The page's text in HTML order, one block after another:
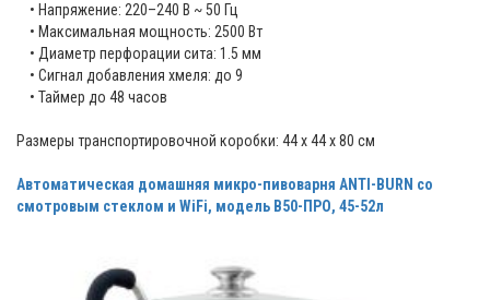
• Напряжение: 220–240 В ~ 50 Гц
• Максимальная мощность: 2500 Вт
• Диаметр перфорации сита: 1.5 мм
• Сигнал добавления хмеля: до 9
• Таймер до 48 часов
Размеры транспортировочной коробки: 44 х 44 х 80 см
Автоматическая домашняя микро-пивоварня ANTI-BURN cо
смотровым стеклом и WiFi, модель В50-ПРО, 45-52л